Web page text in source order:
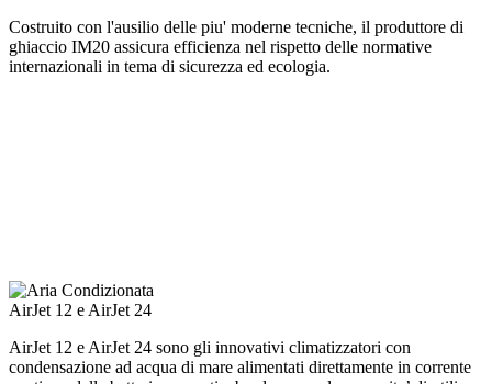
Costruito con l'ausilio delle piu' moderne tecniche, il produttore di
ghiaccio IM20 assicura efficienza nel rispetto delle normative
internazionali in tema di sicurezza ed ecologia.
AirJet 12 e AirJet 24
AirJet 12 e AirJet 24 sono gli innovativi climatizzatori con
condensazione ad acqua di mare alimentati direttamente in corrente